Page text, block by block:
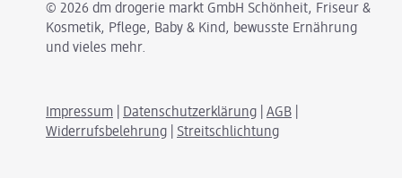
© 2026 dm drogerie markt GmbH Schönheit, Friseur &
Kosmetik, Pflege, Baby & Kind, bewusste Ernährung
und vieles mehr.
Impressum Datenschutzerklärung AGB
Widerrufsbelehrung
Streitschlichtung